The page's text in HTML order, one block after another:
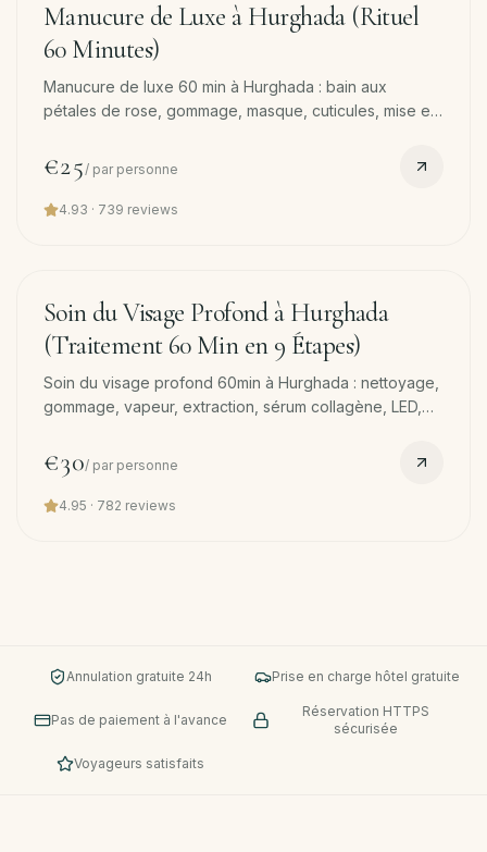
Manucure de Luxe à Hurghada (Rituel
60 Minutes)
Manucure de luxe 60 min à Hurghada : bain aux
pétales de rose, gommage, masque, cuticules, mise en
€25/ par personne
4.93 · 739 reviews
Soin du Visage Profond à Hurghada
(Traitement 60 Min en 9 Étapes)
Soin du visage profond 60min à Hurghada : nettoyage,
gommage, vapeur, extraction, sérum collagène, LED,
€30/ par personne
4.95 · 782 reviews
Annulation gratuite 24h Prise en charge hôtel gratuite
Pas de paiement à l'avance
Réservation HTTPS
sécurisée
Voyageurs satisfaits